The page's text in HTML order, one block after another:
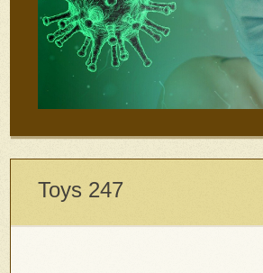
Toys 247